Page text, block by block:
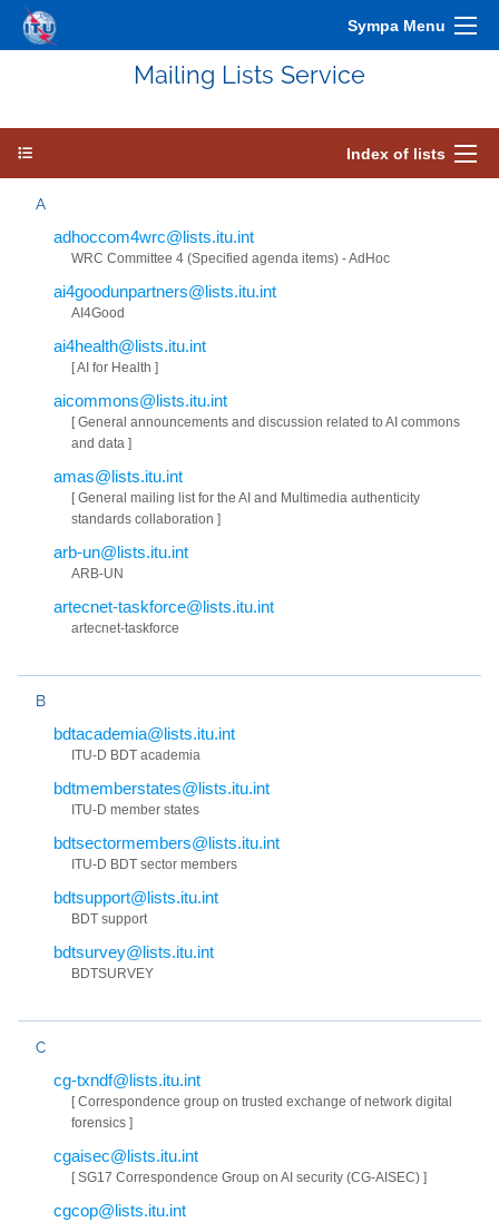
Sympa Menu
Mailing Lists Service
Index of lists
A
adhoccom4wrc@lists.itu.int
WRC Committee 4 (Specified agenda items) - AdHoc
ai4goodunpartners@lists.itu.int
AI4Good
ai4health@lists.itu.int
[ AI for Health ]
aicommons@lists.itu.int
[ General announcements and discussion related to AI commons
and data ]
amas@lists.itu.int
[ General mailing list for the AI and Multimedia authenticity
standards collaboration ]
arb-un@lists.itu.int
ARB-UN
artecnet-taskforce@lists.itu.int
artecnet-taskforce
B
bdtacademia@lists.itu.int
ITU-D BDT academia
bdtmemberstates@lists.itu.int
ITU-D member states
bdtsectormembers@lists.itu.int
ITU-D BDT sector members
bdtsupport@lists.itu.int
BDT support
bdtsurvey@lists.itu.int
BDTSURVEY
C
cg-txndf@lists.itu.int
[ Correspondence group on trusted exchange of network digital
forensics ]
cgaisec@lists.itu.int
[ SG17 Correspondence Group on AI security (CG-AISEC) ]
cgcop@lists.itu.int